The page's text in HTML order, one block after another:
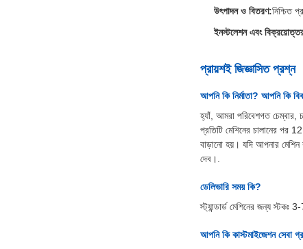
উৎপাদন ও বিতরণ:নিশ্চিত
ইনস্টলেশন এবং
প্রায়শই জিজ্ঞাসিত প্রশ্ন
আপনি কি নির্মাতা? আপনি কি
হ্যাঁ, আমরা পরিবেশগত চেম্বার,
প্রতিটি মেশিনের চালানের পর
বাড়ানো হয়। যদি আপনার
দেব।.
ডেলিভারি সময় কি?
স্ট্যান্ডার্ড মেশিনের জন্য
আপনি কি কাস্টমাইজেশন সেবা